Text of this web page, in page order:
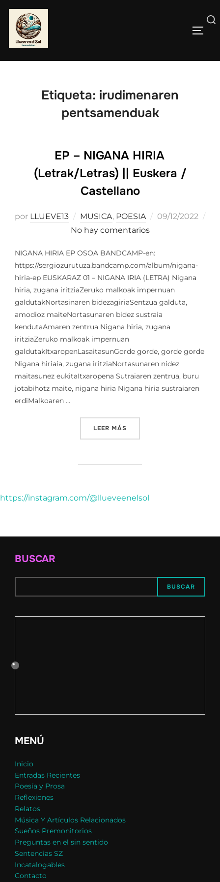
contenido
Buscar:
Etiqueta: irudimenaren
pentsamenduak
EP – NIGANA HIRIA
(Letrak/Letras) || Euskera /
Castellano
por LLUEVE13 MUSICA, POESIA
Publicado
09/12/2022
No hay comentarios
NIGANA HIRIA EP OSOA BANDCAMP-en:
https://sergiozurutuza.bandcamp.com/album/nigana-
hiria-ep EUSKARAZ 01 – NIGANA IRIA (LETRA) Nigana
hiria, zugana iritziaZeruko malkoak impernuan
galdutakNortasinaren bidezagiriaSentzua galduta,
amodioz maiteNortasunaren bidez sustraia
kendutaAmaren zentrua Nigana hiria, zugana
iritziaZeruko malkoak impernuan
galdutakItxaropenLasaitasunGorde gorde, gorde gorde
Nigana hiriaia, zugana iritziaNortasunaren nidez
maitasunez eukitaItxaropena Sutraiaren zentrua, buru
jotabihotz maite, nigana hiria Nigana hiria sustraiaren
erdiMalkoaren …
LEER MÁS
https://instagram.com/@llueveenelsol
BUSCAR
BUSCAR
MENÚ
Inicio
Entradas Recientes
Poesía y Prosa
Reflexiones
Relatos
Música Y Artículos Relacionados
Sueños Premonitorios
Preguntas en el sin sentido
Sentencias SZ
Incatalogables
Contacto